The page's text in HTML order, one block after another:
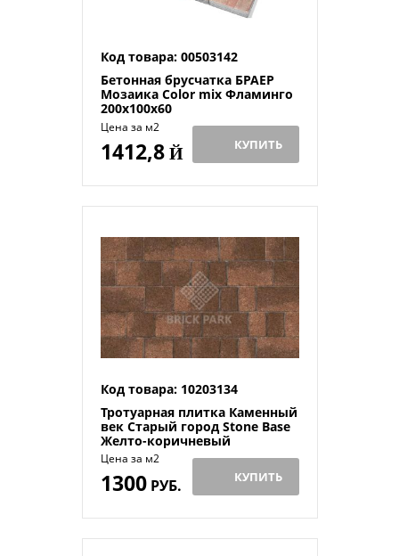
Код товара: 00503142
Бетонная брусчатка БРАЕР
Мозаика Color mix Фламинго
200x100x60
Цена за м2
1412,8Й КУПИТЬ
Код товара: 10203134
Тротуарная плитка Каменный
век Старый город Stone Base
Желто-коричневый
260×160×60
Цена за м2
1300РУБ. КУПИТЬ